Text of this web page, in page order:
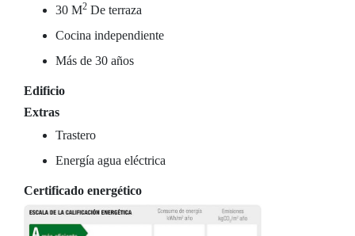
30 M2 De terraza
Cocina independiente
Más de 30 años
Edificio
Extras
Trastero
Energía agua eléctrica
Certificado energético